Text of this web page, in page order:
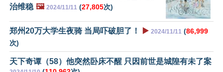
治维稳 🖼️ 2024/11/11 (27,805次)
郑州20万大学生夜骑 当局吓破胆了！ ▶️ 2024/11/11 (86,999
次)
天下奇谭（58）他突然卧床不醒 只因前世是城隍有未了案